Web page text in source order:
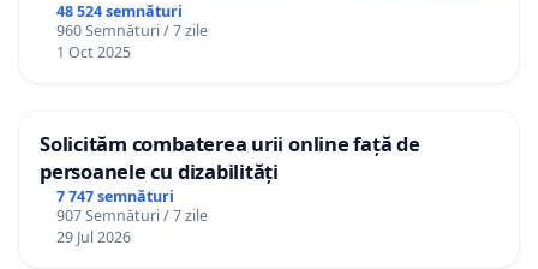
48 524 semnături
960 Semnături / 7 zile
1 Oct 2025
Solicităm combaterea urii online față de
persoanele cu dizabilități
7 747 semnături
907 Semnături / 7 zile
29 Jul 2026